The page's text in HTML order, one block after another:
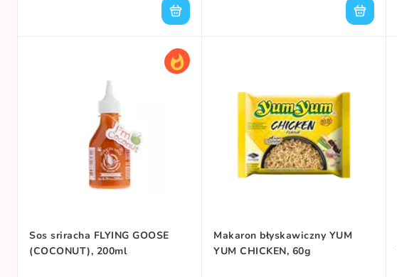
Sos sriracha FLYING GOOSE
(COCONUT), 200ml
Makaron błyskawiczny YUM
YUM CHICKEN, 60g